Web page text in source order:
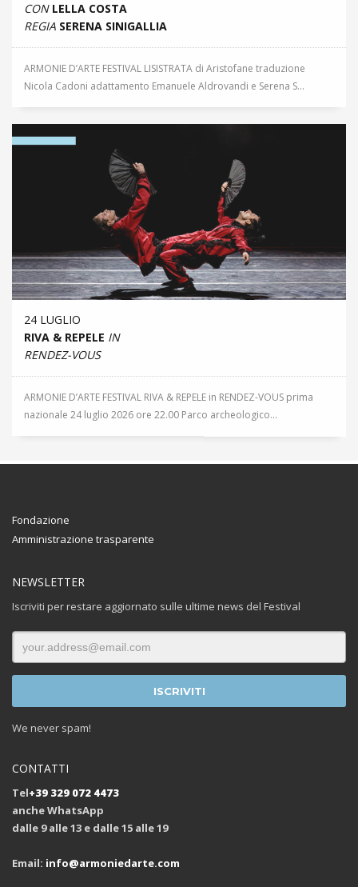
CON LELLA COSTA
REGIA SERENA SINIGALLIA
ARMONIE D’ARTE FESTIVAL LISISTRATA di Aristofane traduzione
Nicola Cadoni adattamento Emanuele Aldrovandi e Serena S...
24 LUGLIO
RIVA & REPELE IN
RENDEZ-VOUS
ARMONIE D’ARTE FESTIVAL RIVA & REPELE in RENDEZ-VOUS prima
nazionale 24 luglio 2026 ore 22.00 Parco archeologico...
Fondazione
Amministrazione trasparente
NEWSLETTER
Iscriviti per restare aggiornato sulle ultime news del Festival
We never spam!
CONTATTI
Tel+39 329 072 4473
anche WhatsApp
dalle 9 alle 13 e dalle 15 alle 19
Email: info@armoniedarte.com